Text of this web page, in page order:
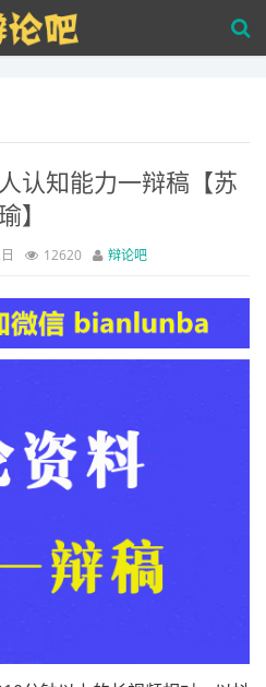
认知能力一辩稿【苏
】
12620 辩论吧